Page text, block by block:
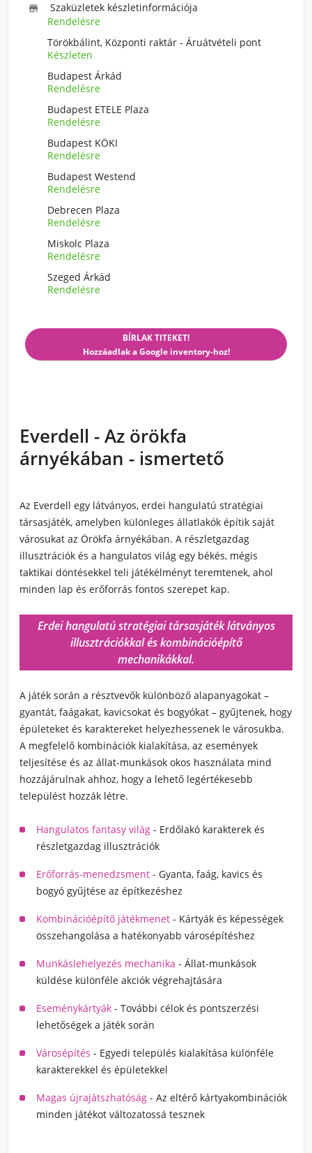

Szaküzletek készletinformációja
Rendelésre
Törökbálint, Központi raktár - Áruátvételi pont
Készleten
Budapest Árkád
Rendelésre
Budapest ETELE Plaza
Rendelésre
Budapest KÖKI
Rendelésre
Budapest Westend
Rendelésre
Debrecen Plaza
Rendelésre
Miskolc Plaza
Rendelésre
Szeged Árkád
Rendelésre
BÍRLAK TITEKET!
Hozzáadlak a Google inventory-hoz!
Everdell - Az örökfa
árnyékában - ismertető
Az Everdell egy látványos, erdei hangulatú stratégiai
társasjáték, amelyben különleges állatlakók építik saját
városukat az Örökfa árnyékában. A részletgazdag
illusztrációk és a hangulatos világ egy békés, mégis
taktikai döntésekkel teli játékélményt teremtenek, ahol
minden lap és erőforrás fontos szerepet kap.
Erdei hangulatú stratégiai társasjáték látványos
illusztrációkkal és kombinációépítő
mechanikákkal.
A játék során a résztvevők különböző alapanyagokat –
gyantát, faágakat, kavicsokat és bogyókat – gyűjtenek, hogy
épületeket és karaktereket helyezhessenek le városukba.
A megfelelő kombinációk kialakítása, az események
teljesítése és az állat-munkások okos használata mind
hozzájárulnak ahhoz, hogy a lehető legértékesebb
települést hozzák létre.
Hangulatos fantasy világ - Erdőlakó karakterek és
részletgazdag illusztrációk
Erőforrás-menedzsment - Gyanta, faág, kavics és
bogyó gyűjtése az építkezéshez
Kombinációépítő játékmenet - Kártyák és képességek
összehangolása a hatékonyabb városépítéshez
Munkáslehelyezés mechanika - Állat-munkások
küldése különféle akciók végrehajtására
Eseménykártyák - További célok és pontszerzési
lehetőségek a játék során
Városépítés - Egyedi település kialakítása különféle
karakterekkel és épületekkel
Magas újrajátszhatóság - Az eltérő kártyakombinációk
minden játékot változatossá tesznek